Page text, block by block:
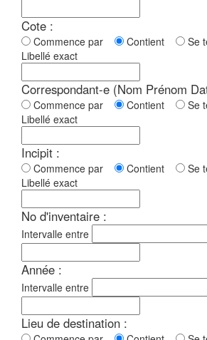
Cote :
Commence par Contient
Se
Libellé exact
Correspondant-e (Nom Prénom
Commence par Contient
Se
Libellé exact
Incipit :
Commence par Contient
Se
Libellé exact
No d'inventaire :
Intervalle entre
Année :
Intervalle entre
Lieu de destination :